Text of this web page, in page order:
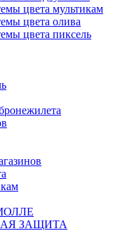
цвета мультикам
цвета олива
цвета пиксель
ЗАЩИТА